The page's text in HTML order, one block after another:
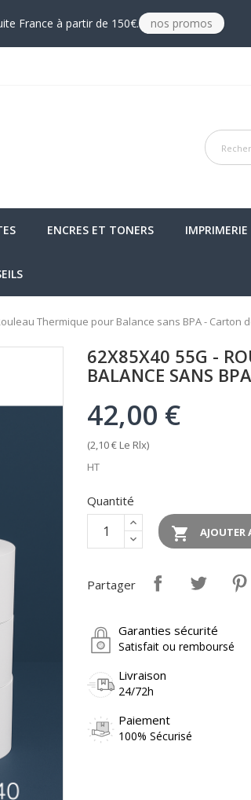
France à partir de 150€. nos promos
ENCRES ET TONERS IMPRIMERIE
Thermique pour Balance sans BPA - Carton
62X85X40 55G -
BALANCE SANS
42,00 €
(2,10 € Le Rlx)
HT
Quantité
 AJOUTER
Partager
Garanties sécurité
Satisfait ou remboursé
Livraison
24/72h
Paiement
100% Sécurisé